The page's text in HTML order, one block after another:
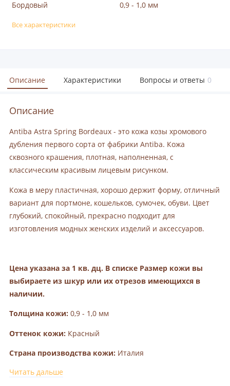
Бордовый 0,9 - 1,0 мм
Все характеристики
Описание Характеристики Вопросы и ответы 0
Описание
Antiba Astra Spring Bordeaux - это кожа козы хромового
дубления первого сорта от фабрики Antiba. Кожа
сквозного крашения, плотная, наполненная, с
классическим красивым лицевым рисунком.
Кожа в меру пластичная, хорошо держит форму, отличный
вариант для портмоне, кошельков, сумочек, обуви. Цвет
глубокий, спокойный, прекрасно подходит для
изготовления модных женских изделий и аксессуаров.
Цена указана за 1 кв. дц. В списке Размер кожи вы
выбираете из шкур или их отрезов имеющихся в
наличии.
Толщина кожи: 0,9 - 1,0 мм
Оттенок кожи: Красный
Страна производства кожи: Италия
Читать дальше